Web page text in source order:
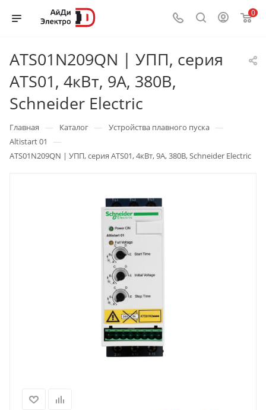
0
ATS01N209QN | УПП, серия
ATS01, 4кВт, 9А, 380В,
Schneider Electric
Главная — Каталог — Устройства плавного пуска —
Altistart 01 —
ATS01N209QN | УПП, серия ATS01, 4кВт, 9А, 380В, Schneider Electric